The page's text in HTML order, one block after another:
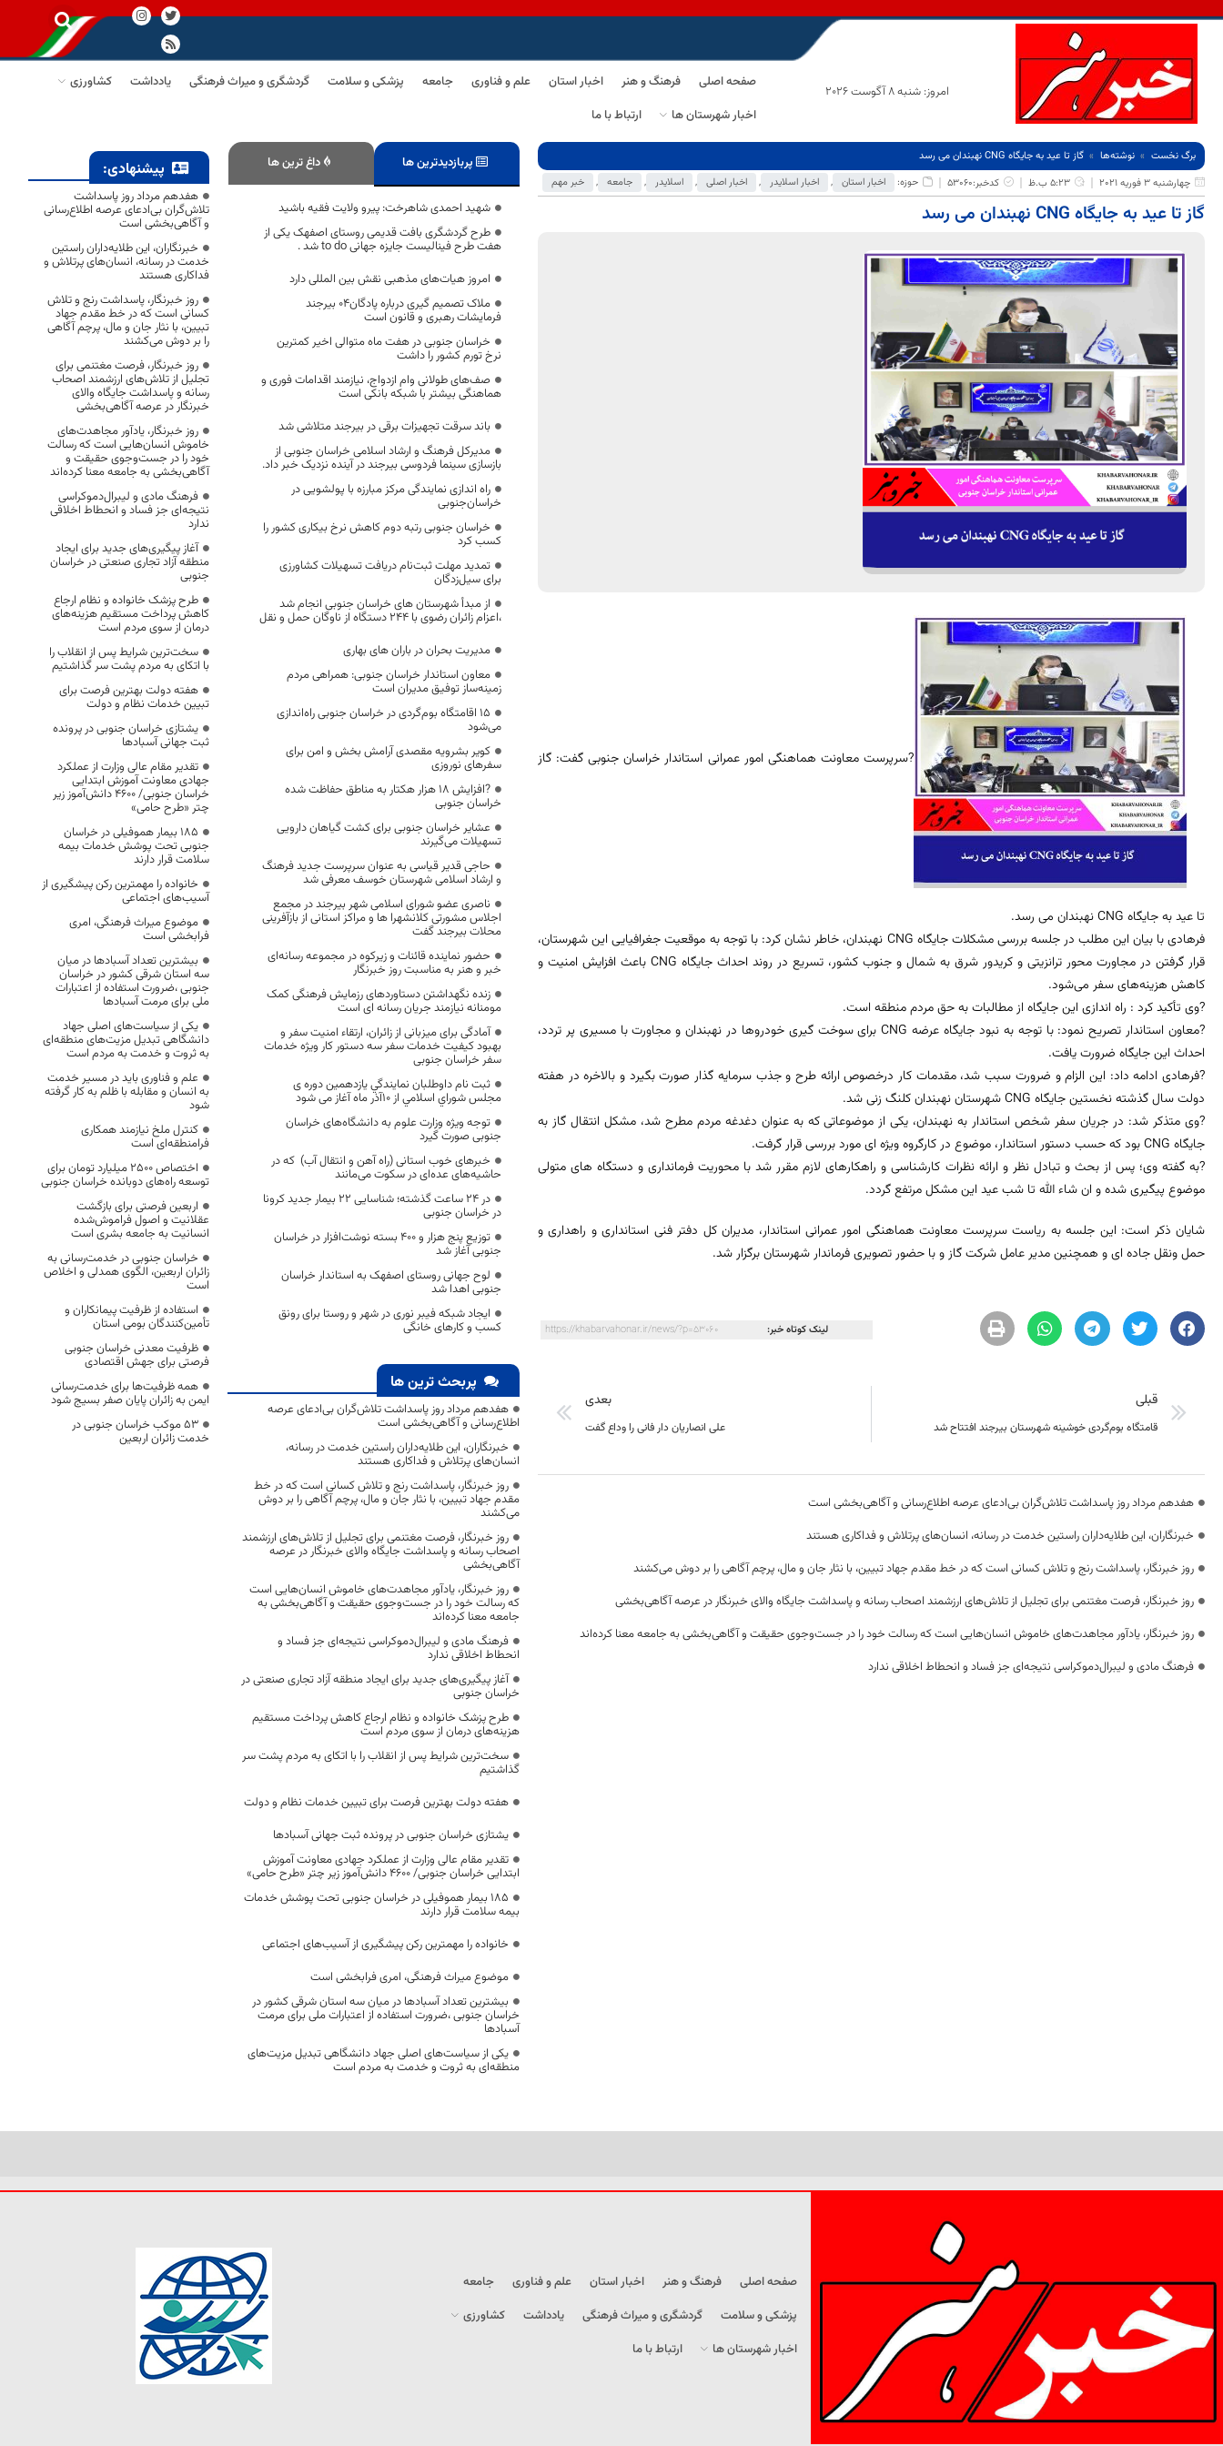
امروز: شنبه 8 آگوست 2026
صفحه اصلی فرهنگ و هنر اخبار استان علم و فناوری جامعه پزشکی و سلامت گردشگری و میراث فرهنگی یادداشت
کشاورزی
اخبار شهرستان ها
ارتباط با ما
برگ نخست نوشته‌ها
گاز تا عید به جایگاه CNG نهبندان می رسد
چهارشنبه 3 فوریه 2021
5:23 ب.ظ کدخبر:53060 حوزه: اخبار استان , اخبار اسلایدر , اخبار اصلی , اسلایدر , جامعه , خبر مهم
گاز تا عید به جایگاه CNG نهبندان می رسد
?سرپرست معاونت هماهنگی امور عمرانی استاندار خراسان جنوبی گفت: گاز
تا عید به جایگاه CNG نهبندان می رسد.
فرهادی با بیان این مطلب در جلسه بررسی مشکلات جایگاه CNG نهبندان، خاطر نشان کرد: با توجه به موقعیت جغرافیایی این شهرستان،
قرار گرفتن در مجاورت محور ترانزیتی و کریدور شرق به شمال و جنوب کشور، تسریع در روند احداث جایگاه CNG باعث افزایش امنیت و
کاهش هزینه‌های سفر می‌شود.
?وی تأکید کرد : راه اندازی این جایگاه از مطالبات به حق مردم منطقه است.
?معاون استاندار تصریح نمود: با توجه به نبود جایگاه عرضه CNG برای سوخت گیری خودرو‌ها در نهبندان و مجاورت با مسیری پر تردد،
احداث این جایگاه ضرورت یافت.
?فرهادی ادامه داد: این الزام و ضرورت سبب شد، مقدمات کار درخصوص ارائه طرح و جذب سرمایه گذار صورت بگیرد و بالاخره در هفته
دولت سال گذشته نخستین جایگاه CNG شهرستان نهبندان کلنگ زنی شد.
?وی متذکر شد: در جریان سفر شخص استاندار به نهبندان، یکی از موضوعاتی که به عنوان دغدغه مردم مطرح شد، مشکل انتقال گاز به
جایگاه CNG بود که حسب دستور استاندار، موضوع در کارگروه ویژه ای مورد بررسی قرار گرفت.
?به گفته وی؛ پس از بحث و تبادل نظر و ارائه نظرات کارشناسی و راهکارهای لازم مقرر شد با محوریت فرمانداری و دستگاه های متولی
موضوع پیگیری شده و ان شاء الله تا شب عید این مشکل مرتفع گردد.
شایان ذکر است: این جلسه به ریاست سرپرست معاونت هماهنگی امور عمرانی استاندار، مدیران کل دفتر فنی استانداری و راهداری و
حمل ونقل جاده ای و همچنین مدیر عامل شرکت گاز و با حضور تصویری فرماندار شهرستان برگزار شد.
لینک کوتاه خبر: https://khabarvahonar.ir/news/?p=53060
قبلی
قامتگاه بوم‌گردی خوشینه شهرستان بیرجند افتتاح شد
بعدی
علی انصاریان دار فانی را وداع گفت
هفدهم مرداد روز پاسداشت تلاش‌گران بی‌ادعای عرصه اطلاع‌رسانی و آگاهی‌بخشی است
خبرنگاران، این طلایه‌داران راستین خدمت در رسانه، انسان‌های پرتلاش و فداکاری هستند
روز خبرنگار، پاسداشت رنج و تلاش کسانی است که در خط مقدم جهاد تبیین، با نثار جان و مال، پرچم آگاهی را بر دوش می‌کشند
روز خبرنگار، فرصت مغتنمی برای تجلیل از تلاش‌های ارزشمند اصحاب رسانه و پاسداشت جایگاه والای خبرنگار در عرصه آگاهی‌بخشی
روز خبرنگار، یادآور مجاهدت‌های خاموش انسان‌هایی است که رسالت خود را در جست‌وجوی حقیقت و آگاهی‌بخشی به جامعه معنا کرده‌اند
فرهنگ مادی و لیبرال‌دموکراسی نتیجه‌ای جز فساد و انحطاط اخلاقی ندارد
پربازدیدترین ها داغ ترین ها
شهید احمدی شاهرخت: پیرو ولایت فقیه باشید
طرح گردشگری بافت قدیمی روستای اصفهک یکی از
هفت طرح فینالیست جایزه جهانی to do شد .
امروز هیات‌های مذهبی نقش بین المللی دارد
ملاک تصمیم گیری درباره پادگان۰۴ بیرجند
فرمایشات رهبری و قانون است
خراسان جنوبی در هفت ماه متوالی اخیر کمترین
نرخ تورم کشور را داشت
صف‌های طولانی وام ازدواج، نیازمند اقدامات فوری و
هماهنگی بیشتر با شبکه بانکی است
باند سرقت تجهیزات برقی در بیرجند متلاشی شد
مدیرکل فرهنگ و ارشاد اسلامی خراسان جنوبی از
بازسازی سینما فردوسی بیرجند در آینده نزدیک خبر داد.
راه اندازی نمایندگی مرکز مبارزه با پولشویی در
خراسان‌جنوبی
خراسان جنوبی رتبه دوم کاهش نرخ بیکاری کشور را
کسب کرد
تمدید مهلت ثبت‌نام دریافت تسهیلات کشاورزی
برای سیل‌زدگان
از مبدأ شهرستان های خراسان جنوبی انجام شد
،اعزام زائران رضوی با ۲۴۴ دستگاه از ناوگان حمل و نقل
مدیریت بحران در باران های بهاری
معاون استاندار خراسان جنوبی: همراهی مردم
زمینه‌ساز توفیق مدیران است
۱۵ اقامتگاه بوم‌گردی در خراسان ‌جنوبی راه‌اندازی
می‌شود
کویر بشرویه مقصدی آرامش بخش و امن برای
سفرهای نوروزی
?افزایش 18 هزار هکتار به مناطق حفاظت شده
خراسان جنوبی
عشایر خراسان جنوبی برای کشت گیاهان دارویی
تسهیلات می‌گیرند
حاجی قدیر قیاسی به عنوان سرپرست جدید فرهنگ
و ارشاد اسلامی شهرستان خوسف معرفی شد
ناصری عضو شورای اسلامی شهر بیرجند در مجمع
اجلاس مشورتی کلانشهرا ها و مراکز استانی از بازآفرینی
محلات بیرجند گفت
حضور نماینده قائنات و زیرکوه در مجموعه رسانه‌ای
خبر و هنر به مناسبت روز خبرنگار
زنده نگهداشتن دستاوردهای رزمایش فرهنگی کمک
مومنانه نیازمند جریان رسانه ای است
آمادگی برای میزبانی از زائران، ارتقاء امنیت سفر و
بهبود کیفیت خدمات سفر سه دستور کار ویژه خدمات
سفر خراسان جنوبی
ثبت نام داوطلبان نمايندگي يازدهمين دوره­ ی
مجلس شوراي اسلامي از ۱۰آذر ماه آغاز می شود
توجه ویژه وزارت علوم به دانشگاه‌های خراسان
جنوبی صورت گیرد
خبرهای خوب استانی (راه آهن و انتقال آب) که در
حاشیه‌های عده‌ای در سکوت می‌مانند
در 24 ساعت گذشته؛ شناسایی 22 بیمار جدید کرونا
در خراسان جنوبی
توزیع پنج هزار و ۴۰۰ بسته نوشت‌افزار در خراسان
جنوبی آغاز شد
لوح جهانی روستای اصفهک به استاندار خراسان
جنوبی اهدا شد
ایجاد شبکه فیبر نوری در شهر و روستا برای رونق
کسب و کارهای خانگی
پربحث ترین ها
هفدهم مرداد روز پاسداشت تلاش‌گران بی‌ادعای عرصه
اطلاع‌رسانی و آگاهی‌بخشی است
خبرنگاران، این طلایه‌داران راستین خدمت در رسانه،
انسان‌های پرتلاش و فداکاری هستند
روز خبرنگار، پاسداشت رنج و تلاش کسانی است که در خط
مقدم جهاد تبیین، با نثار جان و مال، پرچم آگاهی را بر دوش
می‌کشند
روز خبرنگار، فرصت مغتنمی برای تجلیل از تلاش‌های ارزشمند
اصحاب رسانه و پاسداشت جایگاه والای خبرنگار در عرصه
آگاهی‌بخشی
روز خبرنگار، یادآور مجاهدت‌های خاموش انسان‌هایی است
که رسالت خود را در جست‌وجوی حقیقت و آگاهی‌بخشی به
جامعه معنا کرده‌اند
فرهنگ مادی و لیبرال‌دموکراسی نتیجه‌ای جز فساد و
انحطاط اخلاقی ندارد
آغاز پیگیری‌های جدید برای ایجاد منطقه آزاد تجاری صنعتی در
خراسان جنوبی
طرح پزشک خانواده و نظام ارجاع کاهش پرداخت مستقیم
هزینه‌های درمان از سوی مردم است
سخت‌ترین شرایط پس از انقلاب را با اتکای به مردم پشت سر
گذاشتیم
هفته دولت بهترین فرصت برای تبیین خدمات نظام و دولت
یشتازی خراسان جنوبی در پرونده ثبت جهانی آسبادها
تقدیر مقام عالی وزارت از عملکرد جهادی معاونت آموزش
ابتدایی خراسان جنوبی/ ۴۶۰۰ دانش‌آموز زیر چتر «طرح حامی»
۱۸۵ بیمار هموفیلی در خراسان جنوبی تحت پوشش خدمات
بیمه سلامت قرار دارند
خانواده را مهمترین رکن پیشگیری از آسیب‌های اجتماعی
موضوع میراث فرهنگی، امری فرابخشی است
بیشترین تعداد آسبادها در میان سه استان شرقی کشور در
خراسان جنوبی ،ضرورت استفاده از اعتبارات ملی برای مرمت
آسبادها
یکی از سیاست‌های اصلی جهاد دانشگاهی تبدیل مزیت‌های
منطقه‌ای به ثروت و خدمت به مردم است
پیشنهادی:
هفدهم مرداد روز پاسداشت
تلاش‌گران بی‌ادعای عرصه اطلاع‌رسانی
و آگاهی‌بخشی است
خبرنگاران، این طلایه‌داران راستین
خدمت در رسانه، انسان‌های پرتلاش و
فداکاری هستند
روز خبرنگار، پاسداشت رنج و تلاش
کسانی است که در خط مقدم جهاد
تبیین، با نثار جان و مال، پرچم آگاهی
را بر دوش می‌کشند
روز خبرنگار، فرصت مغتنمی برای
تجلیل از تلاش‌های ارزشمند اصحاب
رسانه و پاسداشت جایگاه والای
خبرنگار در عرصه آگاهی‌بخشی
روز خبرنگار، یادآور مجاهدت‌های
خاموش انسان‌هایی است که رسالت
خود را در جست‌وجوی حقیقت و
آگاهی‌بخشی به جامعه معنا کرده‌اند
فرهنگ مادی و لیبرال‌دموکراسی
نتیجه‌ای جز فساد و انحطاط اخلاقی
ندارد
آغاز پیگیری‌های جدید برای ایجاد
منطقه آزاد تجاری صنعتی در خراسان
جنوبی
طرح پزشک خانواده و نظام ارجاع
کاهش پرداخت مستقیم هزینه‌های
درمان از سوی مردم است
سخت‌ترین شرایط پس از انقلاب را
با اتکای به مردم پشت سر گذاشتیم
هفته دولت بهترین فرصت برای
تبیین خدمات نظام و دولت
یشتازی خراسان جنوبی در پرونده
ثبت جهانی آسبادها
تقدیر مقام عالی وزارت از عملکرد
جهادی معاونت آموزش ابتدایی
خراسان جنوبی/ ۴۶۰۰ دانش‌آموز زیر
چتر «طرح حامی»
۱۸۵ بیمار هموفیلی در خراسان
جنوبی تحت پوشش خدمات بیمه
سلامت قرار دارند
خانواده را مهمترین رکن پیشگیری از
آسیب‌های اجتماعی
موضوع میراث فرهنگی، امری
فرابخشی است
بیشترین تعداد آسبادها در میان
سه استان شرقی کشور در خراسان
جنوبی ،ضرورت استفاده از اعتبارات
ملی برای مرمت آسبادها
یکی از سیاست‌های اصلی جهاد
دانشگاهی تبدیل مزیت‌های منطقه‌ای
به ثروت و خدمت به مردم است
علم و فناوری باید در مسیر خدمت
به انسان و مقابله با ظلم به کار گرفته
شود
کنترل ملخ نیازمند همکاری
فرامنطقه‌ای است
اختصاص 2500 میلیارد تومان برای
توسعه راه‌های دوبانده خراسان جنوبی
اربعین فرصتی برای بازگشت
عقلانیت و اصول فراموش‌شده
انسانیت به جامعه بشری است
خراسان جنوبی در خدمت‌رسانی به
زائران اربعین، الگوی همدلی و اخلاص
است
استفاده از ظرفیت پیمانکاران و
تأمین‌کنندگان بومی استان
ظرفیت معدنی خراسان جنوبی
فرصتی برای جهش اقتصادی
همه ظرفیت‌ها برای خدمت‌رسانی
ایمن به زائران پایان صفر بسیج شود
53 موکب خراسان جنوبی در
خدمت زائران اربعین
صفحه اصلی فرهنگ و هنر اخبار استان علم و فناوری
جامعه
پزشکی و سلامت
گردشگری و میراث فرهنگی یادداشت
کشاورزی
اخبار شهرستان ها
ارتباط با ما